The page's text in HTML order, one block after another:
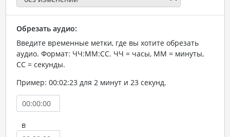
Обрезать аудио:
Введите временные метки, где вы хотите обрезать
аудио. Формат: ЧЧ:ММ:СС. ЧЧ = часы, ММ = минуты,
СС = секунды.
Пример: 00:02:23 для 2 минут и 23 секунд.
в